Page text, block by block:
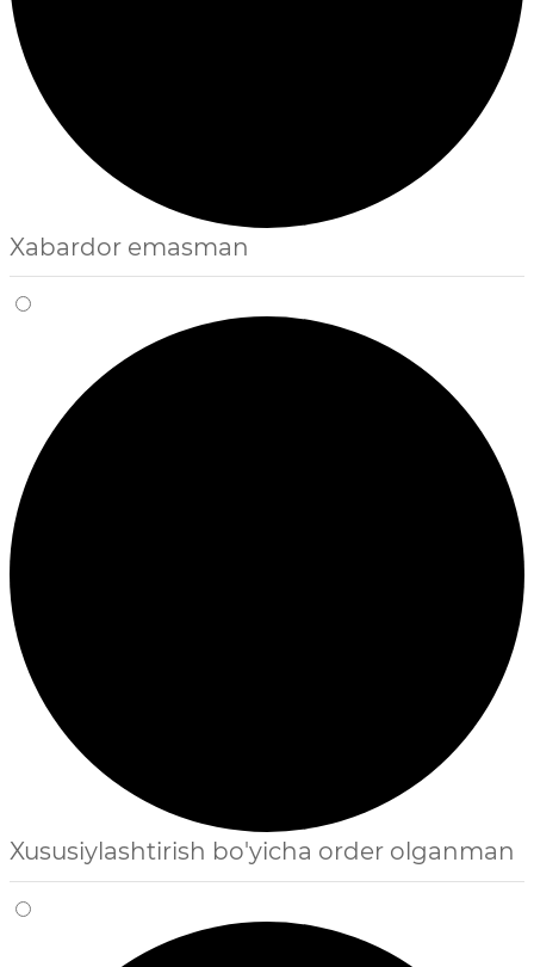
Xabardor emasman
Xususiylashtirish bo'yicha order olganman